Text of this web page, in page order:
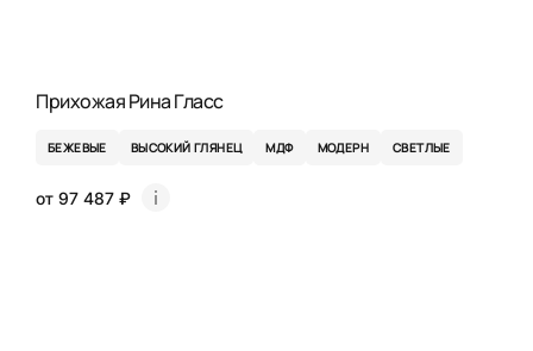
Прихожая Рина Гласс
БЕЖЕВЫЕ ВЫСОКИЙ ГЛЯНЕЦ МДФ МОДЕРН СВЕТЛЫЕ
от 97 487 ₽